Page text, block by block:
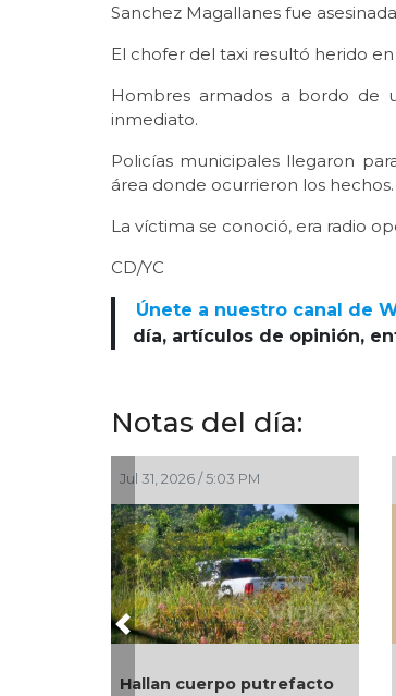
Sanchez Magallanes fue
El chofer del taxi resultó herido en
Hombres armados a bordo de
inmediato.
Policías municipales llegaron
área donde ocurrieron los hechos.
La víctima se conoció, era radio
CD/YC
Únete a nuestro canal de
día, artículos de opinión,
Notas del día:
Jul 31, 2026 / 5:03 PM
Hallan cuerpo putrefacto
Previous